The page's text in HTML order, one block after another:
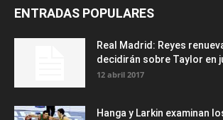
ENTRADAS POPULARES
Real Madrid: Reyes
decidirán sobre Taylor en
12 abril 2017
Hanga y Larkin examinan